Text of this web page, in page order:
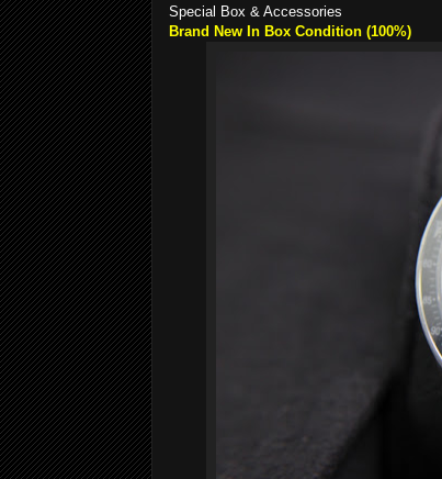
Special Box & Accessories
Brand New In Box Condition (100%)